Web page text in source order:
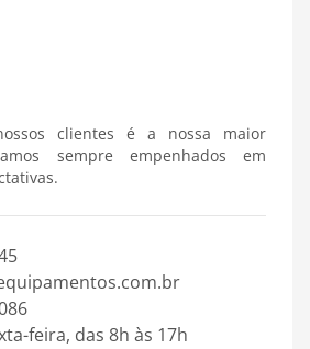
clientes é a nossa maior
sempre empenhados em
feira, das 8h às 17h